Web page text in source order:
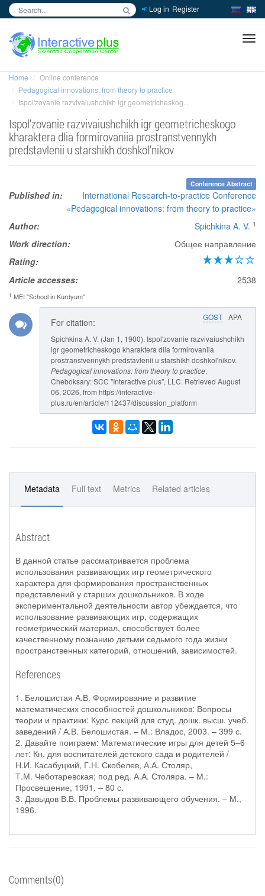
Log in Register
Home
Online conference
Pedagogical innovations: from theory to practice
Ispol'zovanie razvivaiushchikh igr geometricheskog...
Ispol'zovanie razvivaiushchikh igr geometricheskogo
kharaktera dlia formirovaniia prostranstvennykh
predstavlenii u starshikh doshkol'nikov
Conference Abstract
Published in:
International Research-to-practice Conference
«Pedagogical innovations: from theory to practice»
Author:
Spichkina A. V. 1
Work direction:
Общее направление
Rating:
Article accesses:
2538
1 MEI "School in Kurdyum"
GOST APA
For citation:
Spichkina A. V. (Jan 1, 1900). Ispol'zovanie razvivaiushchikh
igr geometricheskogo kharaktera dlia formirovaniia
prostranstvennykh predstavlenii u starshikh doshkol'nikov.
Pedagogical innovations: from theory to practice.
Cheboksary: SCC "Interactive plus", LLC. Retrieved August
06, 2026, from https://interactive-
plus.ru/en/article/112437/discussion_platform
Metadata Full text Metrics Related articles
Abstract
В данной статье рассматривается проблема
использования развивающих игр геометрического
характера для формирования пространственных
представлений у старших дошкольников. В ходе
экспериментальной деятельности автор убеждается, что
использование развивающих игр, содержащих
геометрический материал, способствует более
качественному познанию детьми седьмого года жизни
пространственных категорий, отношений, зависимостей.
References
1. Белошистая А.В. Формирование и развитие
математических способностей дошкольников: Вопросы
теории и практики: Курс лекций для студ. дошк. высш. учеб.
заведений / А.В. Белошистая. – М.: Владос, 2003. – 399 с.
2. Давайте поиграем: Математические игры для детей 5–6
лет: Кн. для воспитателей детского сада и родителей /
Н.И. Касабуцкий, Г.Н. Скобелев, А.А. Столяр,
Т.М. Чеботаревская; под ред. А.А. Столяра. – М.:
Просвещение, 1991. – 80 с.
3. Давыдов В.В. Проблемы развивающего обучения. – М.,
1996.
Comments(0)